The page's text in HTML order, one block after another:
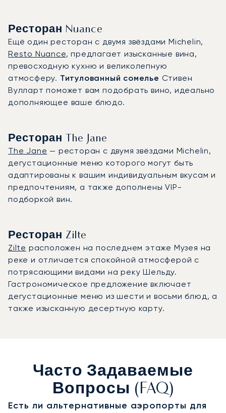
Ресторан Nuance
Ещё один ресторан с двумя звёздами Michelin,
Resto Nuance, предлагает изысканные вина,
превосходную кухню и великолепную
атмосферу. Титулованный сомелье Стивен
Вулларт поможет вам подобрать вино, идеально
дополняющее ваше блюдо.
Ресторан The Jane
The Jane — ресторан с двумя звёздами Michelin,
дегустационные меню которого могут быть
адаптированы к вашим индивидуальным вкусам и
предпочтениям, а также дополнены VIP-
подборкой вин.
Ресторан Zilte
Zilte расположен на последнем этаже Музея на
реке и отличается спокойной атмосферой с
потрясающими видами на реку Шельду.
Гастрономическое предложение включает
дегустационные меню из шести и восьми блюд, а
также изысканную десертную карту.
Часто Задаваемые
Вопросы (FAQ)
Есть ли альтернативные аэропорты для